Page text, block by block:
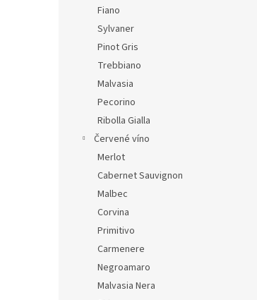
Fiano
Sylvaner
Pinot Gris
Trebbiano
Malvasia
Pecorino
Ribolla Gialla
Červené víno
Merlot
Cabernet Sauvignon
Malbec
Corvina
Primitivo
Carmenere
Negroamaro
Malvasia Nera